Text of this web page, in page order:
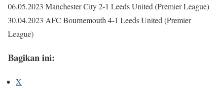
06.05.2023 Manchester City 2-1 Leeds United (Premier League)
30.04.2023 AFC Bournemouth 4-1 Leeds United (Premier
League)
Bagikan ini:
X